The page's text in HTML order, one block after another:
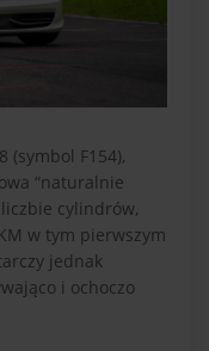
(symbol F154),
“naturalnie
cylindrów,
w tym pierwszym
jednak
i ochoczo